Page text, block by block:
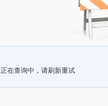
正在查询中，请刷新重试